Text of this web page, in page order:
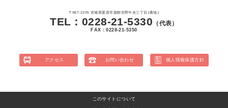
〒987-2205 宮城県栗原市築館宮野中央三丁目1番地1
TEL：0228-21-5330 （代表）
FAX：0228-21-5350
アクセス お問い合わせ 個人情報保護方針
このサイトについて